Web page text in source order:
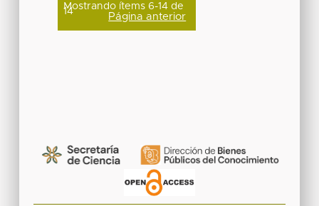
Mostrando ítems 6-14 de
14 Página anterior